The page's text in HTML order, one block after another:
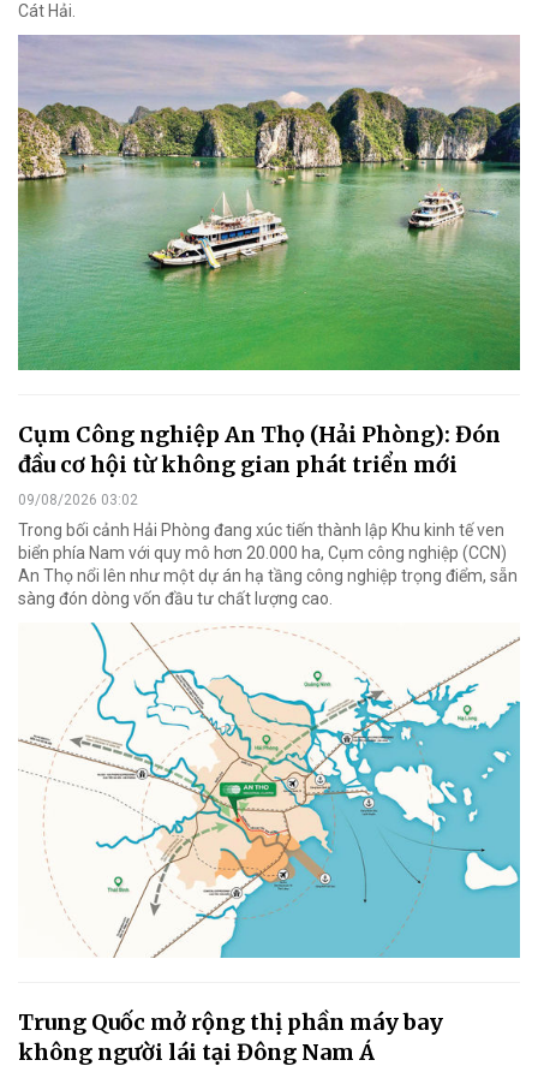
Cát Hải.
Cụm Công nghiệp An Thọ (Hải Phòng): Đón
đầu cơ hội từ không gian phát triển mới
09/08/2026 03:02
Trong bối cảnh Hải Phòng đang xúc tiến thành lập Khu kinh tế ven
biển phía Nam với quy mô hơn 20.000 ha, Cụm công nghiệp (CCN)
An Thọ nổi lên như một dự án hạ tầng công nghiệp trọng điểm, sẵn
sàng đón dòng vốn đầu tư chất lượng cao.
Trung Quốc mở rộng thị phần máy bay
không người lái tại Đông Nam Á